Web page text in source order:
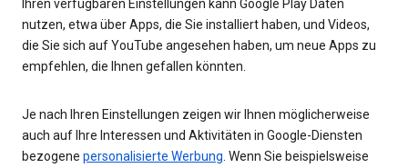
Ihren verfügbaren Einstellungen kann Google Play Daten
nutzen, etwa über Apps, die Sie installiert haben, und Videos,
die Sie sich auf YouTube angesehen haben, um neue Apps zu
empfehlen, die Ihnen gefallen könnten.
Je nach Ihren Einstellungen zeigen wir Ihnen möglicherweise
auch auf Ihre Interessen und Aktivitäten in Google-Diensten
bezogene personalisierte Werbung . Wenn Sie beispielsweise